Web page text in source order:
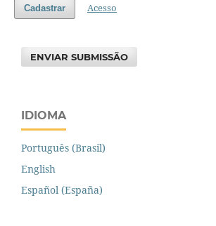
Cadastrar Acesso
ENVIAR SUBMISSÃO
IDIOMA
Português (Brasil)
English
Español (España)